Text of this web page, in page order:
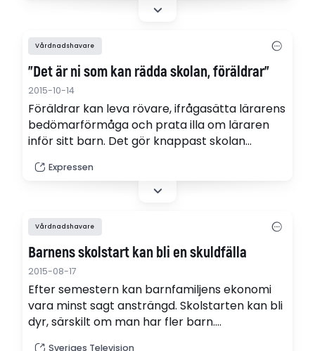
Vårdnadshavare
"Det är ni som kan rädda skolan, föräldrar"
2015-10-14
Föräldrar kan leva rövare, ifrågasätta lärarens
bedömarförmåga och prata illa om läraren
inför sitt barn. Det gör knappast skolan
alla hjälpas åt, skriver rektorn Johan Kant i en
debattartikel i Expressen.
Expressen
Vårdnadshavare
Barnens skolstart kan bli en skuldfälla
2015-08-17
Efter semestern kan barnfamiljens ekonomi
vara minst sagt ansträngd. Skolstarten kan bli
dyr, särskilt om man har fler barn.
Sveriges Television